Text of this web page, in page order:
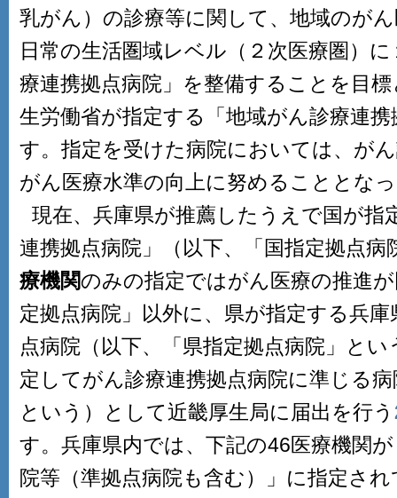
乳がん）の診療等に関して、地域のが
日常の生活圏域レベル（２次医療圏）
療連携拠点病院」を整備することを目
生労働省が指定する「地域がん診療連
す。指定を受けた病院においては、が
がん医療水準の向上に努めることとな
現在、兵庫県が推薦したうえで国が指
連携拠点病院」（以下、「国指定拠点病
療機関のみの指定ではがん医療の推進
定拠点病院」以外に、県が指定する兵
点病院（以下、「県指定拠点病院」とい
定してがん診療連携拠点病院に準じる
という）として近畿厚生局に届出を行う
す。兵庫県内では、下記の46医療機関
院等（準拠点病院も含む）」に指定さ